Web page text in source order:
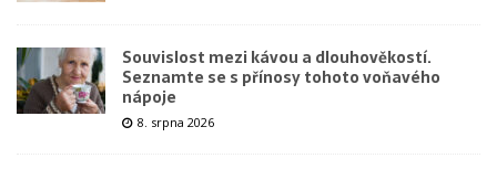
Souvislost mezi kávou a dlouhověkostí.
Seznamte se s přínosy tohoto voňavého
nápoje
8. srpna 2026